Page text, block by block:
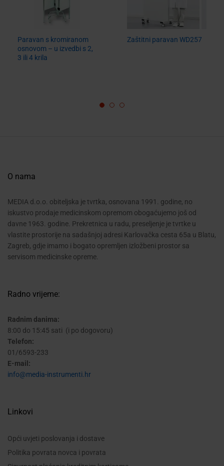
Paravan s kromiranom
osnovom – u izvedbi s 2,
3 ili 4 krila
Zaštitni paravan WD257
O nama
MEDIA d.o.o. obiteljska je tvrtka, osnovana 1991. godine, no
iskustvo prodaje medicinskom opremom obogaćujemo još od
davne 1963. godine. Prekretnica u radu, preseljenje je tvrtke u
vlastite prostorije na sadašnjoj adresi Karlovačka cesta 65a u Blatu,
Zagreb, gdje imamo i bogato opremljen izložbeni prostor sa
servisom medicinske opreme.
Radno vrijeme:
Radnim danima:
8:00 do 15:45 sati (i po dogovoru)
Telefon:
01/6593-233
E-mail:
info@media-instrumenti.hr
Linkovi
Opći uvjeti poslovanja i dostave
Politika povrata novca i povrata